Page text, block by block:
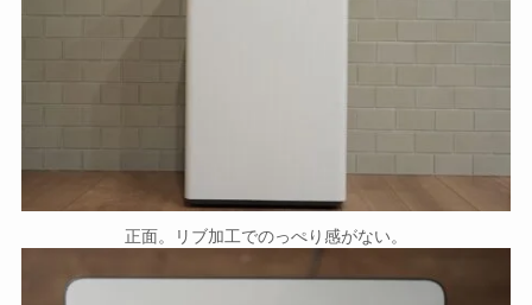
正面。リブ加工でのっぺり感がない。